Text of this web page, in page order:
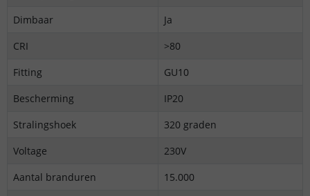
Dimbaar
Ja
CRI
>80
Fitting
GU10
Bescherming
IP20
Stralingshoek
320 graden
Voltage
230V
Aantal branduren
15.000